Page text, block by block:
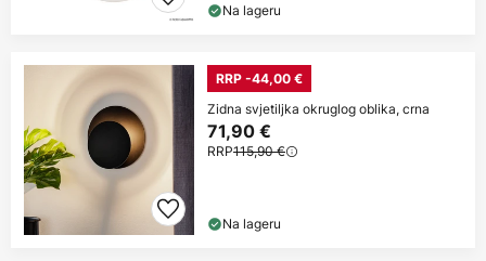
Na lageru
RRP -44,00 €
Zidna svjetiljka okruglog oblika, crna
71,90 €
RRP115,90 €
Na lageru